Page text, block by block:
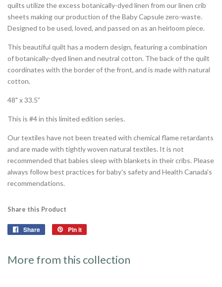
quilts utilize the excess botanically-dyed linen from our linen crib
sheets making our production of the Baby Capsule zero-waste.
Designed to be used, loved, and passed on as an heirloom piece.
This beautiful quilt has a modern design, featuring a combination
of botanically-dyed linen and neutral cotton. The back of the quilt
coordinates with the border of the front, and is made with natural
cotton.
48" x 33.5”
This is #4 in this limited edition series.
Our textiles have not been treated with chemical flame retardants
and are made with tightly woven natural textiles. It is not
recommended that babies sleep with blankets in their cribs. Please
always follow best practices for baby's safety and Health Canada's
recommendations.
Share this Product
Share
Share
Pin it
More from this collection